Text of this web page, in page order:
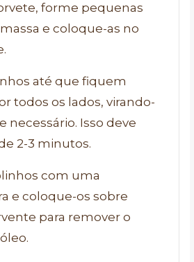
forme pequenas
e coloque-as no
até que fiquem
todos os lados, virando-
necessário. Isso deve
2-3 minutos.
com uma
e coloque-os sobre
para remover o